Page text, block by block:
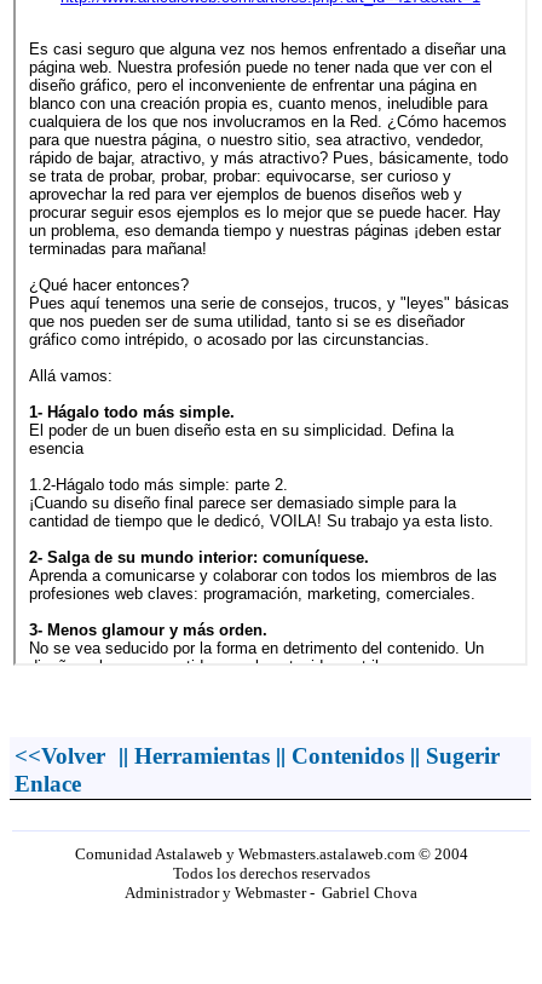
<<Volver || Herramientas || Contenidos || Sugerir
Enlace
Comunidad Astalaweb y Webmasters.astalaweb.com © 2004
Todos los derechos reservados
Administrador y Webmaster - Gabriel Chova